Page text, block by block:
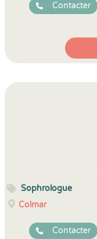
Contacter
Sophrologue
Colmar
Contacter